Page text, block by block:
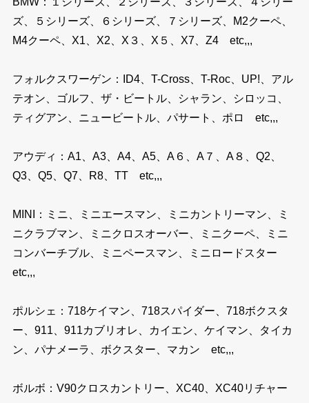
ズ、５シリーズ、６シリーズ、７シリーズ、M2クーペ、
M4クーペ、X1、X2、X３、X５、X7、Z4 etc,,,
フォルクスワーゲン：ID4、T-Cross、T-Roc、UP!、アル
テオン、ゴルフ、ザ・ビートル、シャラン、シロッコ、
ティグアン、ニュービートル、パサート、ポロ etc,,,
アウディ：A1、A3、A4、A5、A６、A７、A８、Q2、
Q3、Q5、Q7、R8、TT etc,,,
MINI：ミニ、ミニエースマン、ミニカントリーマン、ミ
ニクラブマン、ミニクロスオーバー、ミニクーペ、ミニ
コンバーチブル、ミニペースマン、ミニロードスター
etc,,,
ポルシェ：718ケイマン、718スパイダー、718ボクスタ
ー、911、911カブリオレ、カイエン、ケイマン、タイカ
ン、パナメーラ、ボクスター、マカン etc,,,
ボルボ：V90クロスカントリー、XC40、XC40リチャー